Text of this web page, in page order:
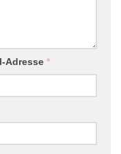
Adresse *